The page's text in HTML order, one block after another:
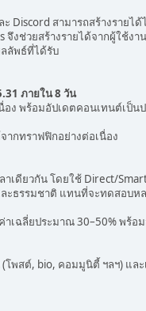
Discord สามารถสร้างรายไ
จึงช่วยสร้างรายได้จากผู้ใช้
ลัพธ์ที่ได้รับ
ภายใน 8 วัน
พร้อมอัปเดตคอนเทนต์เป็น
ากทราฟฟิกอย่างต่อเนื่อง
าเดียวกัน โดยใช้ Direct/
ธรรมชาติ แทนที่จะทดสอบหล
ฉลี่ยประมาณ 30–50% พร้อม
โพสต์, bio, คอมมูนิตี้ ฯลฯ) แ